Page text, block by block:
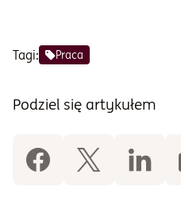
Tagi: Praca
Podziel się artykułem